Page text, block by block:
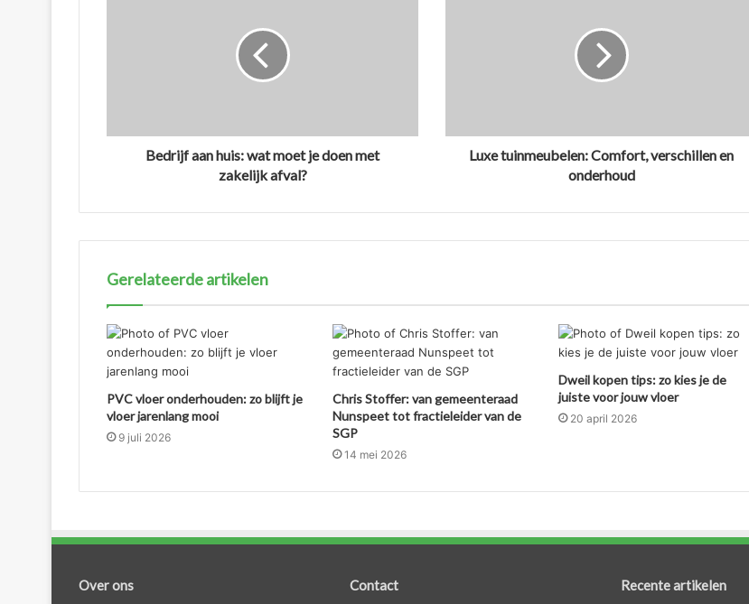
Bedrijf aan huis: wat moet je doen met
zakelijk afval?
Luxe tuinmeubelen: Comfort, verschillen en
onderhoud
Gerelateerde artikelen
PVC vloer onderhouden: zo blijft je
vloer jarenlang mooi
9 juli 2026
Chris Stoffer: van gemeenteraad
Nunspeet tot fractieleider van de
SGP
14 mei 2026
Dweil kopen tips: zo kies je de
juiste voor jouw vloer
20 april 2026
Over ons Contact Recente artikelen